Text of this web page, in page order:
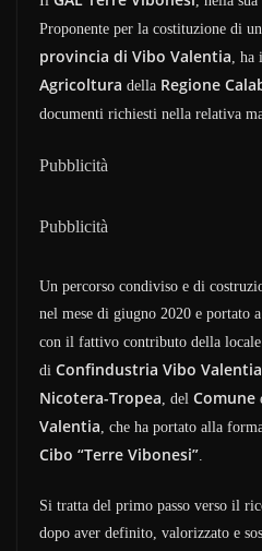
Proponente per la costituzione di un
provincia di Vibo Valentia, ha
Agricoltura della Regione
documenti richiesti nella relativa
Pubblicità
Pubblicità
Un percorso condiviso e di
nel mese di giugno 2020 e portato
con il fattivo contributo della locale
di Confindustria Vibo Valentia
Nicotera-Tropea, del Comune
Valentia, che ha portato alla
Cibo “Terre Vibonesi”.
Si tratta del primo passo verso il
dopo aver definito, valorizzato e